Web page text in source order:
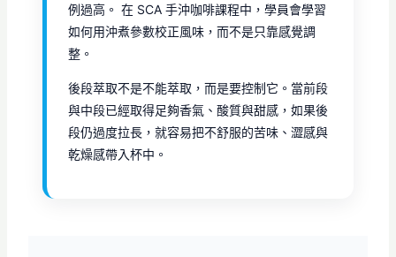
例過高。 在 SCA 手沖咖啡課程中，學員會學習
如何用沖煮參數校正風味，而不是只靠感覺調
整。
後段萃取不是不能萃取，而是要控制它。當前段
與中段已經取得足夠香氣、酸質與甜感，如果後
段仍過度拉長，就容易把不舒服的苦味、澀感與
乾燥感帶入杯中。